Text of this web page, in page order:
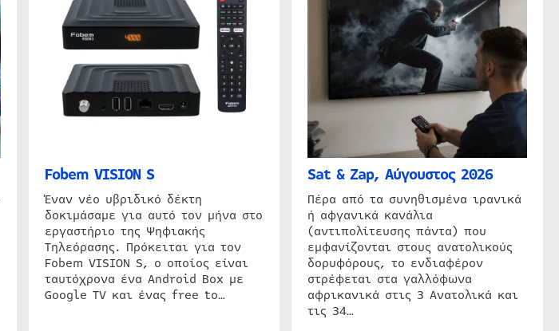
Fobem VISION S
Έναν νέο υβριδικό δέκτη
δοκιμάσαμε για αυτό τον μήνα στο
εργαστήριο της Ψηφιακής
Τηλεόρασης. Πρόκειται για τον
Fobem VISION S, ο οποίος είναι
ταυτόχρονα ένα Android Box με
Google TV και ένας free to…
Sat & Zap, Αύγουστος 2026
Πέρα από τα συνηθισμένα ιρανικά
ή αφγανικά κανάλια
(αντιπολίτευσης πάντα) που
εμφανίζονται στους ανατολικούς
δορυφόρους, το ενδιαφέρον
στρέφεται στα γαλλόφωνα
αφρικανικά στις 3 Ανατολικά και
τις 34…